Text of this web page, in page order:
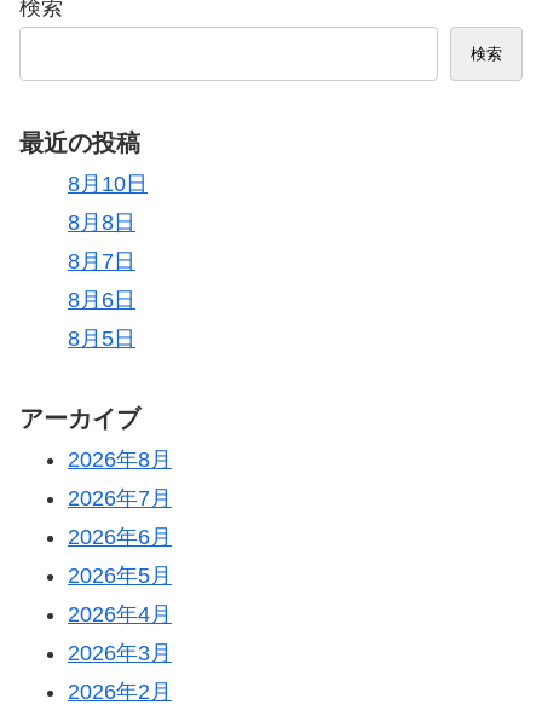
検索
検索
最近の投稿
8月10日
8月8日
8月7日
8月6日
8月5日
アーカイブ
2026年8月
2026年7月
2026年6月
2026年5月
2026年4月
2026年3月
2026年2月